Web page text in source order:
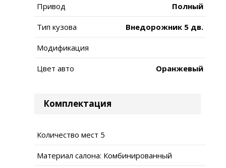
Привод Полный
Тип кузова Внедорожник 5 дв.
Модификация
Цвет авто Оранжевый
Комплектация
Количество мест 5
Материал салона: Комбинированный